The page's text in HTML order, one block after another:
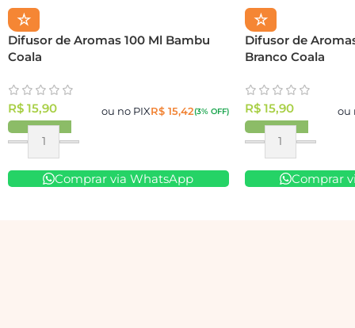
☆
Difusor de Aromas 100 Ml Bambu
Coala
R$ 15,90 ou no PIXR$15,42(3% OFF)
Comprar via WhatsApp
☆
Difusor de
Branco Coala
R$15,90 ou
Comprar